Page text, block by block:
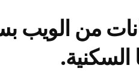
من الويب
السكنية.